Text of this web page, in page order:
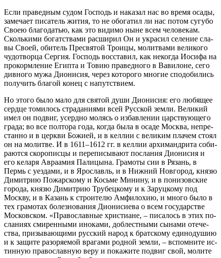
Ес­ли пра­вед­ным су­дом Гос­подь и на­ка­зал нас во вре­мя оса­ды,
за­ме­ча­ет пи­са­тель жи­тия, то не обо­га­тил ли нас по­том су­гу­бо
Сво­ею бла­го­да­тью, как это ви­ди­мо ныне всем че­ло­ве­кам.
Сколь­ки­ми бо­гат­ства­ми рас­ши­рил Он и укра­сил се­ле­ние сла­
вы Сво­ей, оби­тель Пре­свя­той Тро­и­цы, мо­лит­ва­ми ве­ли­ко­го
чу­до­твор­ца Сер­гия. Гос­подь вос­ста­вил, как неко­гда Иоси­фа на
про­корм­ле­ние Егип­та и То­вию пра­вед­но­го в Ва­ви­лоне, се­го
див­но­го му­жа Ди­о­ни­сия, через ко­то­ро­го мно­гие спо­до­би­лись
по­лу­чить бла­гой ко­нец с на­пут­стви­ем.
Но это­го бы­ло ма­ло для свя­той ду­ши Ди­о­ни­сия: его лю­бя­щее
серд­це то­ми­лось стра­да­ни­я­ми всей Рус­ской зем­ли. Ве­ли­кий
имел он по­двиг, усерд­но мо­лясь о из­бав­ле­нии цар­ству­ю­ще­го
гра­да; во все пол­то­ра го­да, ко­гда бы­ла в оса­де Москва, непре­
стан­но и в церк­ви Бо­жи­ей, и в кел­лии с ве­ли­ким пла­чем сто­ял
он на мо­лит­ве. И в 1611–1612 гг. в кел­лии ар­хи­манд­ри­та со­би­
ра­ют­ся ско­ро­пис­цы и пе­ре­пи­сы­ва­ют по­сла­ния Ди­о­ни­сия и
его ке­ла­ря Ав­ра­амия Па­ли­цы­на. Гра­мо­ты сии в Ря­зань, в
Пермь с уез­да­ми, и в Яро­славль, и в Ниж­ний Нов­го­род, кня­зю
Ди­мит­рию По­жар­ско­му и Кось­ме Ми­ни­ну, и в по­ни­зов­ские
го­ро­да, кня­зю Ди­мит­рию Тру­бец­ко­му и к За­руц­ко­му под
Моск­ву, и в Ка­зань к стро­и­те­лю Ам­фи­ло­хию, и мно­го бы­ло в
тех гра­мо­тах бо­лез­но­ва­ния Ди­о­ни­си­е­ва о всем го­су­дар­стве
Мос­ков­ском. «Пра­во­слав­ные хри­сти­ане, – пи­са­лось в этих по­
сла­ни­ях сми­рен­ны­ми ино­ка­ми, доб­лест­ны­ми сы­на­ми оте­че­
ства, при­зы­ва­ю­щи­ми рус­ский на­род к брат­ско­му еди­но­ду­шию
и к за­щи­те разо­ря­е­мой вра­га­ми род­ной зем­ли, – вспом­ни­те ис­
тин­ную пра­во­слав­ную ве­ру и по­ка­жи­те по­двиг свой, мо­ли­те